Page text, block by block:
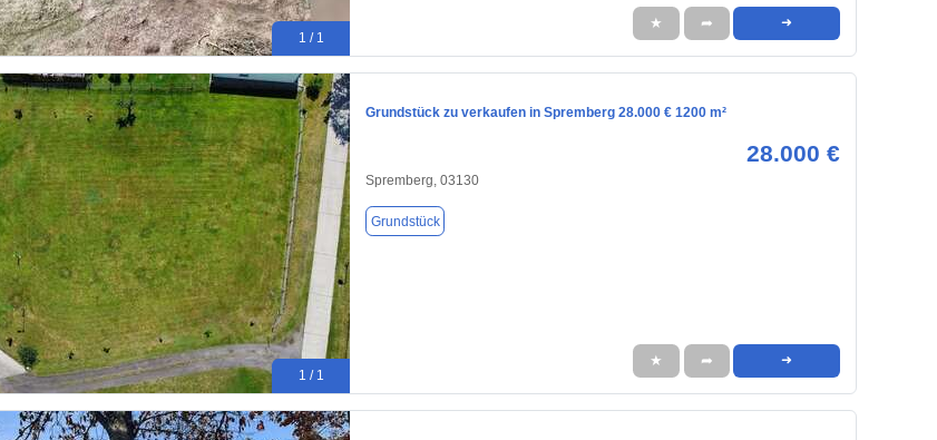
1 / 1
★ ➦ ➜
1 / 1
Grundstück zu verkaufen in Spremberg 28.000 € 1200 m²
28.000 €
Spremberg, 03130
Grundstück
★ ➦ ➜